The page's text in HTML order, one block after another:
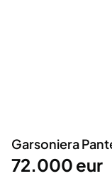
Animale de
Afaceri și
Utilaje agricole
Garsoniera
72.000 eur